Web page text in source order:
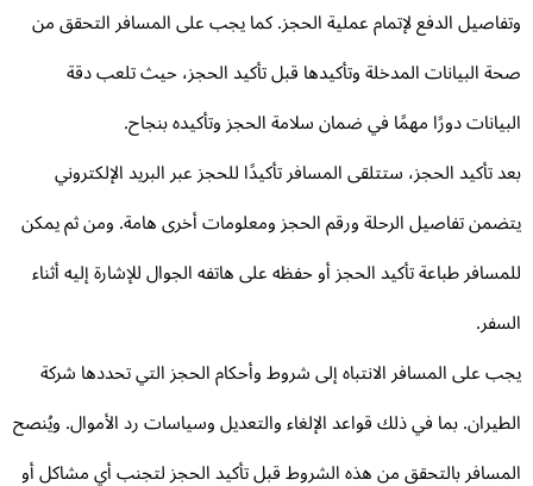
الدفع لإتمام عملية الحجز. كما يجب على المسافر التحقق من
البيانات المدخلة وتأكيدها قبل تأكيد الحجز، حيث تلعب دقة
دورًا مهمًا في ضمان سلامة الحجز وتأكيده بنجاح.
تأكيد الحجز، ستتلقى المسافر تأكيدًا للحجز عبر البريد الإلكتروني
تفاصيل الرحلة ورقم الحجز ومعلومات أخرى هامة. ومن ثم يمكن
طباعة تأكيد الحجز أو حفظه على هاتفه الجوال للإشارة إليه أثناء
على المسافر الانتباه إلى شروط وأحكام الحجز التي تحددها شركة
بما في ذلك قواعد الإلغاء والتعديل وسياسات رد الأموال. ويُنصح
بالتحقق من هذه الشروط قبل تأكيد الحجز لتجنب أي مشاكل أو